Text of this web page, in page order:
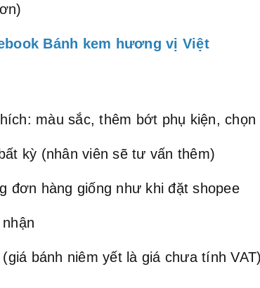
Bánh kem hương vị Việt
màu sắc, thêm bớt phụ kiện, chọn
kỳ (nhân viên sẽ tư vấn thêm)
hàng giống như khi đặt shopee
bánh niêm yết là giá chưa tính VAT)